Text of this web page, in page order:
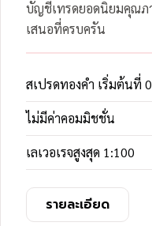
บัญชีเทรดยอดนิยมคุณภ
เสนอที่ครบครัน
สเปรดทองคำ เริ่มต้นที่
ไม่มีค่าคอมมิชชั่น
เลเวอเรจสูงสุด 1:100
รายละเอียด